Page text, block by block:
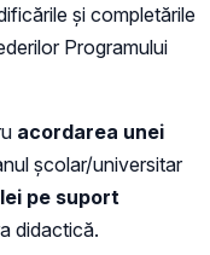
și completările
Programului
acordarea unei
școlar/universitar
pe suport
didactică.